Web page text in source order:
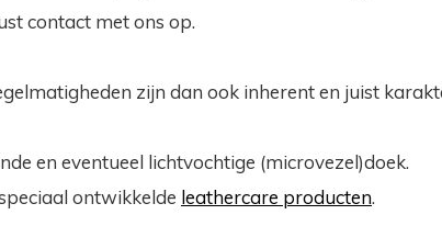
contact met ons op.
zijn dan ook inherent en juist
en eventueel lichtvochtige (microvezel)doek.
ontwikkelde leathercare producten.